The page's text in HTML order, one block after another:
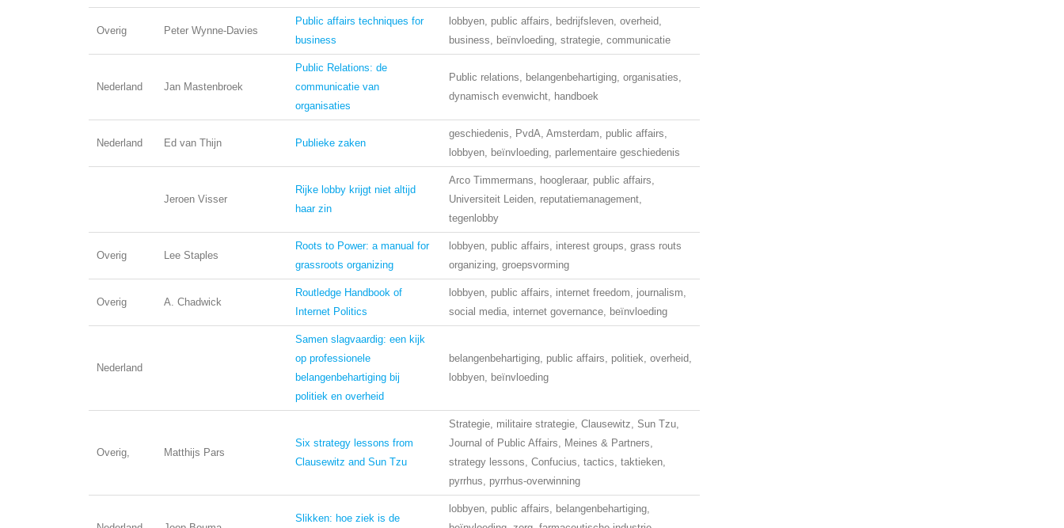
Overig Peter Wynne-Davies
Public affairs techniques for
business
lobbyen, public affairs, bedrijfsleven, overheid,
business, beïnvloeding, strategie, communicatie
Nederland Jan Mastenbroek
Public Relations: de
communicatie van
organisaties
Public relations, belangenbehartiging, organisaties,
dynamisch evenwicht, handboek
Nederland Ed van Thijn Publieke zaken
geschiedenis, PvdA, Amsterdam, public affairs,
lobbyen, beïnvloeding, parlementaire geschiedenis
Jeroen Visser
Rijke lobby krijgt niet altijd
haar zin
Arco Timmermans, hoogleraar, public affairs,
Universiteit Leiden, reputatiemanagement,
tegenlobby
Overig Lee Staples
Roots to Power: a manual for
grassroots organizing
lobbyen, public affairs, interest groups, grass routs
organizing, groepsvorming
Overig A. Chadwick
Routledge Handbook of
Internet Politics
lobbyen, public affairs, internet freedom, journalism,
social media, internet governance, beïnvloeding
Nederland
Samen slagvaardig: een kijk
op professionele
belangenbehartiging bij
politiek en overheid
belangenbehartiging, public affairs, politiek, overheid,
lobbyen, beïnvloeding
Overig, Matthijs Pars
Six strategy lessons from
Clausewitz and Sun Tzu
Strategie, militaire strategie, Clausewitz, Sun Tzu,
Journal of Public Affairs, Meines & Partners,
strategy lessons, Confucius, tactics, taktieken,
pyrrhus, pyrrhus-overwinning
Slikken: hoe ziek is de
lobbyen, public affairs, belangenbehartiging,